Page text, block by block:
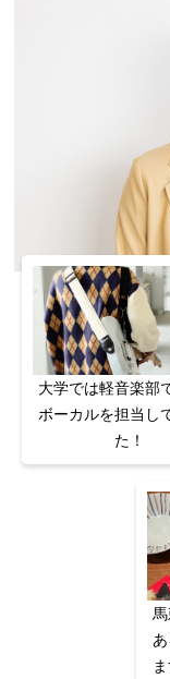
大学では軽音楽部
ボーカルを担当し
た！